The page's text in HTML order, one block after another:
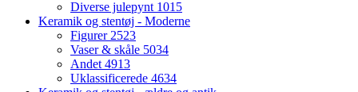
Diverse julepynt 1015
Keramik og stentøj - Moderne
Figurer2523
Vaser & skåle 5034
Andet4913
Uklassificerede 4634